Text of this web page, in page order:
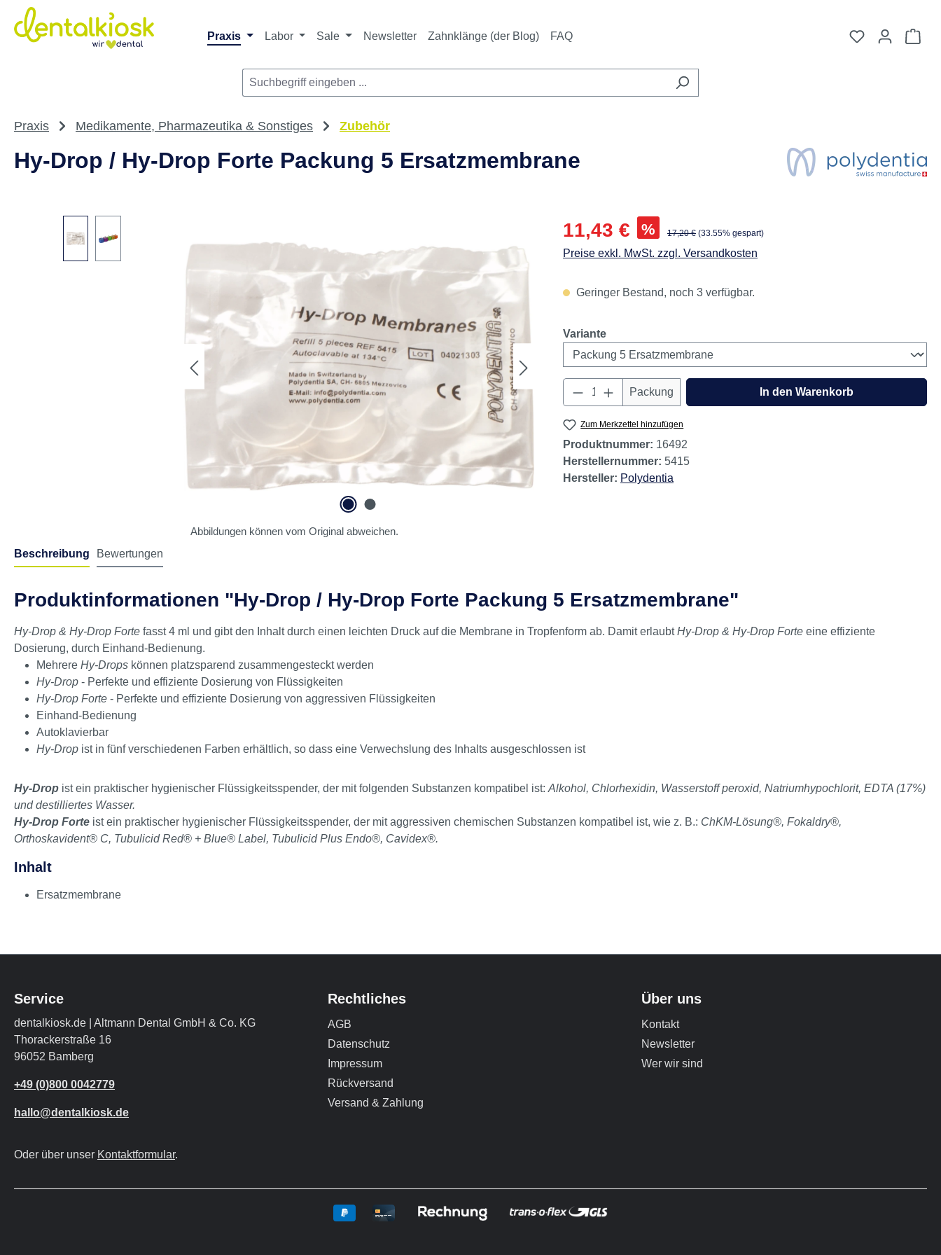
Hauptinhalt springen
Zur Suche springen
Zur Hauptnavigation springen
Praxis Labor Sale Newsletter Zahnklänge (der Blog) FAQ Du hast 0
Praxis Medikamente, Pharmazeutika & Sonstiges Zubehör
Hy-Drop / Hy-Drop Forte Packung 5 Ersatzmembrane
Abbildungen können vom Original abweichen.
Verkaufspreis:
11,43 € % Regulärer Preis:
17,20 € (33.55% gespart)
Preise exkl. MwSt. zzgl. Versandkosten
Geringer Bestand, noch 3 verfügbar.
Varianteauswählen
Produkt Anzahl: Gib den gewünschten Wert ein
Packung In den Warenkorb
Zum Merkzettel hinzufügen
Produktnummer: 16492
Herstellernummer: 5415
Hersteller: Polydentia
Beschreibung Bewertungen
Produktinformationen "Hy-Drop / Hy-Drop Forte Packung 5 Ersatzmembrane"
Hy-Drop & Hy-Drop Forte fasst 4 ml und gibt den Inhalt durch einen leichten Druck auf die Membrane in Tropfenform ab. Damit erlaubtHy-Drop & Hy-Drop Forte eine effiziente
Dosierung, durch Einhand-Bedienung.
Mehrere Hy-Drops können platzsparend zusammengesteckt werden
Hy-Drop - Perfekte und effiziente Dosierung von Flüssigkeiten
Hy-Drop Forte - Perfekte und effiziente Dosierung von aggressiven Flüssigkeiten
Einhand-Bedienung
Autoklavierbar
Hy-Drop ist in fünf verschiedenen Farben erhältlich, so dass eine Verwechslung des Inhalts ausgeschlossen ist
Hy-Drop ist ein praktischer hygienischer Flüssigkeitsspender, der mit folgenden Substanzen kompatibel ist: Alkohol, Chlorhexidin, Wasserstoff peroxid, Natriumhypochlorit, EDTA (17%)
und destilliertes Wasser.
Hy-Drop Forte ist ein praktischer hygienischer Flüssigkeitsspender, der mit aggressiven chemischen Substanzen kompatibel ist, wie z. B.: ChKM-Lösung®, Fokaldry®,
Orthoskavident® C, Tubulicid Red® + Blue® Label, Tubulicid Plus Endo®, Cavidex®.
Inhalt
Ersatzmembrane
Service
dentalkiosk.de | Altmann Dental GmbH & Co. KG
Thorackerstraße 16
96052 Bamberg
+49 (0)800 0042779
hallo@dentalkiosk.de
Oder über unser Kontaktformular.
Rechtliches
AGB
Datenschutz
Impressum
Rückversand
Versand & Zahlung
Über uns
Kontakt
Newsletter
Wer wir sind